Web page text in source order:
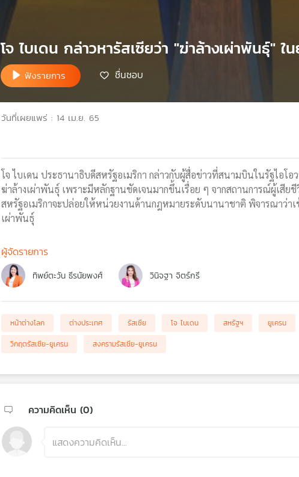
โจ ไบเดน กล่าวหารัสเซียว่า "ฆ่าล้างเผ่าพันธุ์" ใ
ฟังรายการ ชื่นชอบ
วันที่เผยแพร่ : 14 เม.ย. 65
โจ ไบเดน ประธานาธิบดีสหรัฐอเมริกา กล่าวกับผู้สื่อข่าวที่สนามบินในรัฐไอโ
ฆ่าล้างเผ่าพันธุ์ เพราะมีหลักฐานชัดเจนมากขึ้นเรื่อย ๆ จากสถานการณ์ผู้เสีย
สหรัฐอเมริกาจะปล่อยให้หน่วยงานด้านกฎหมายระดับนานาชาติ พิจารณาว่า
เผ่าพันธุ์
ผู้จัดรายการ
ทิพย์ตะวัน ธีรนัยพงศ์ วินิจฐา จิตร์กรี
หน้าต่างโลก ต่างประเทศ รัสเซีย โจ ไบเดน สหรัฐฯ ยูเครน
วิกฤตรัสเซีย-ยูเครน
สงครามรัสเซีย-ยูเครน
ความคิดเห็น (0)